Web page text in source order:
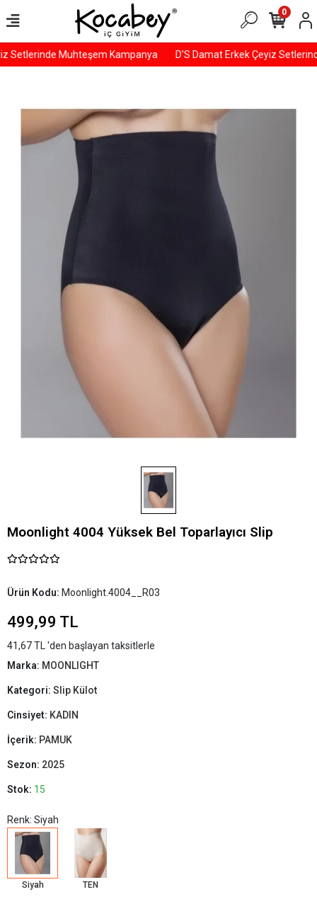
Setlerinde Muhteşem Kampanya D'S Damat Erkek Çeyiz
0
Moonlight 4004 Yüksek Bel Toparlayıcı Slip
Ürün Kodu: Moonlight.4004__R03
499,99 TL
41,67 TL 'den başlayan taksitlerle
Marka: MOONLIGHT
Kategori: Slip Külot
Cinsiyet: KADIN
İçerik: PAMUK
Sezon: 2025
Stok: 15
Renk: Siyah
Siyah TEN